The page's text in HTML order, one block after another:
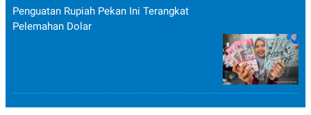
Penguatan Rupiah Pekan Ini Terangkat
Pelemahan Dolar